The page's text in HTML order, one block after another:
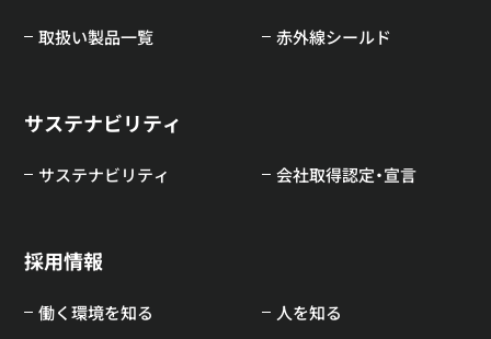
取扱い製品一覧 赤外線シールド
サステナビリティ
サステナビリティ 会社取得認定・宣言
採用情報
働く環境を知る
人を知る